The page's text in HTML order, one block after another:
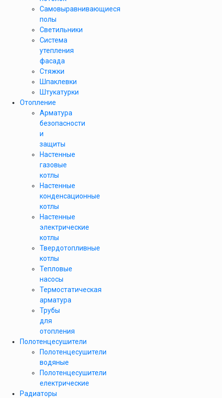
Самовыравнивающиеся
полы
Светильники
Система
утепления
фасада
Стяжки
Шпаклевки
Штукатурки
Отопление
Арматура
безопасности
и
защиты
Настенные
газовые
котлы
Настенные
конденсационные
котлы
Настенные
электрические
котлы
Твердотопливные
котлы
Тепловые
насосы
Термостатическая
арматура
Трубы
для
отопления
Полотенцесушители
Полотенцесушители
водяные
Полотенцесушители
електрические
Радиаторы